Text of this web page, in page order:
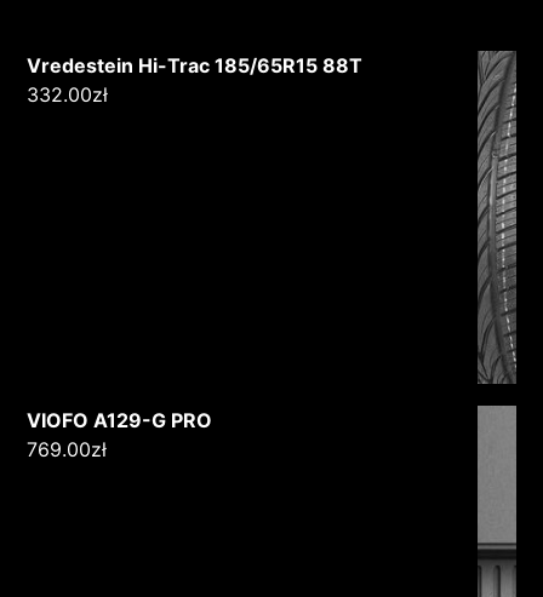
Vredestein Hi-Trac 185/65R15 88T
332.00zł
VIOFO A129-G PRO
769.00zł